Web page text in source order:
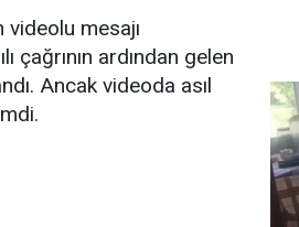
videolu mesajı
çağrının ardından gelen
Ancak videoda asıl